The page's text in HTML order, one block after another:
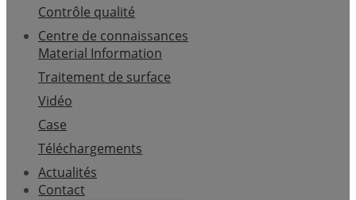
Contrôle qualité
Centre de connaissances
Material Information
Traitement de surface
Vidéo
Case
Téléchargements
Actualités
Contact